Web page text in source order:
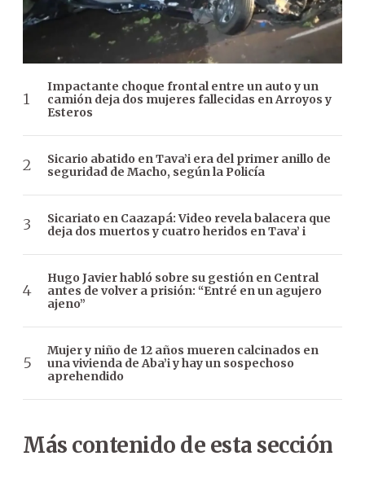
Impactante choque frontal entre un auto y un
camión deja dos mujeres fallecidas en Arroyos y
Esteros
Sicario abatido en Tava’i era del primer anillo de
seguridad de Macho, según la Policía
Sicariato en Caazapá: Video revela balacera que
deja dos muertos y cuatro heridos en Tava’ i
Hugo Javier habló sobre su gestión en Central
antes de volver a prisión: “Entré en un agujero
ajeno”
Mujer y niño de 12 años mueren calcinados en
una vivienda de Aba’i y hay un sospechoso
aprehendido
Más contenido de esta sección